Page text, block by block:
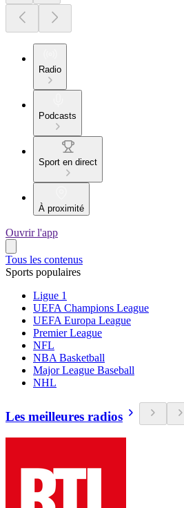
Radio
Podcasts
Sport en direct
À proximité
Ouvrir l'app
Tous les contenus
Sports populaires
Ligue 1
UEFA Champions League
UEFA Europa League
Premier League
NFL
NBA Basketball
Major League Baseball
NHL
Les meilleures radios